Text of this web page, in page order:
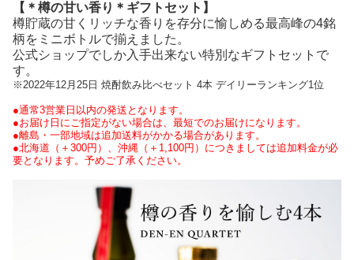
【＊樽の甘い香り＊ギフトセット】
樽貯蔵の甘くリッチな香りを存分に愉しめる最高峰の4銘
柄をミニボトルで揃えました。
公式ショップでしか入手出来ない特別なギフトセットで
す。
※2022年12月25日 焼酎飲み比べセット 4本 デイリーランキング1位
●通常3営業日以内の発送となります。
●お届け日にご指定がない場合は、最短でのお届けになります。
●離島・一部地域は追加送料がかかる場合があります。
●北海道（＋300円）、沖縄（＋1,100円）につきましては追加料金が必
要となります。予めご了承ください。